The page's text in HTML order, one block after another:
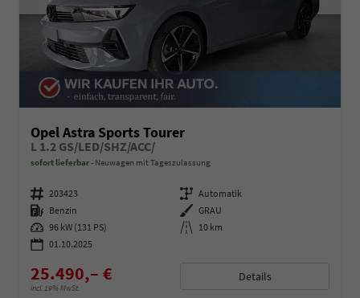
Opel Astra Sports Tourer
L 1.2 GS/LED/SHZ/ACC/
sofort lieferbar Neuwagen mit Tageszulassung
Fahrzeugnummer 203423 Getriebe Automatik
Kraftstoff Benzin Außenfarbe GRAU
Leistung 96 kW (131 PS) Kilometerstand 10 km
01.10.2025
25.490,– €
incl. 19% MwSt.
Details